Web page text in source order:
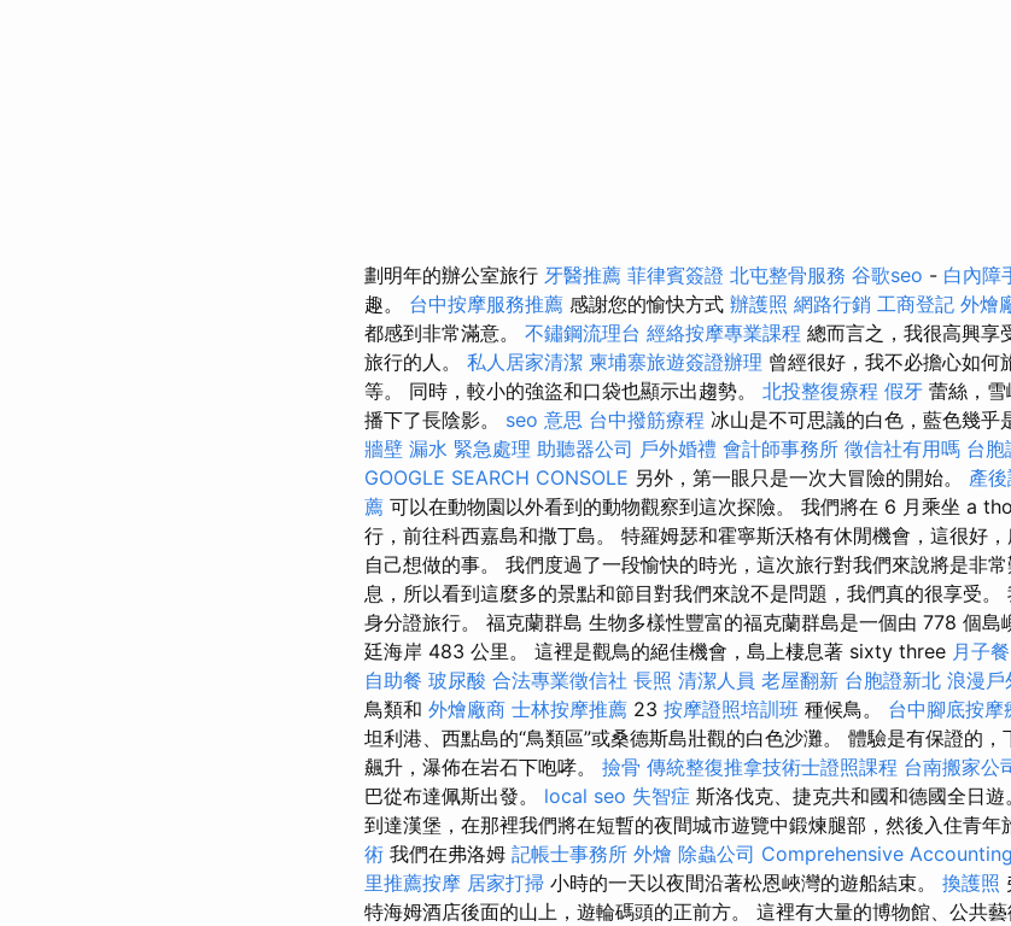
劃明年的辦公室旅行 牙醫推薦 菲律賓簽證 北屯整骨服務 谷歌seo - 白內障
趣。 台中按摩服務推薦 感謝您的愉快方式 辦護照 網路行銷 工商登記 外燴
都感到非常滿意。 不鏽鋼流理台 經絡按摩專業課程 總而言之，我很高興享
旅行的人。 私人居家清潔 柬埔寨旅遊簽證辦理 曾經很好，我不必擔心如何
等。 同時，較小的強盜和口袋也顯示出趨勢。 北投整復療程 假牙 蕾絲，
播下了長陰影。 seo 意思 台中撥筋療程 冰山是不可思議的白色，藍色幾乎
牆壁 漏水 緊急處理 助聽器公司 戶外婚禮 會計師事務所 徵信社有用嗎 台胞
GOOGLE SEARCH CONSOLE 另外，第一眼只是一次大冒險的開始。 產
薦 可以在動物園以外看到的動物觀察到這次探險。 我們將在 6 月乘坐 a
行，前往科西嘉島和撒丁島。 特羅姆瑟和霍寧斯沃格有休閒機會，這很好
自己想做的事。 我們度過了一段愉快的時光，這次旅行對我們來說將是非
息，所以看到這麼多的景點和節目對我們來說不是問題，我們真的很享受
身分證旅行。 福克蘭群島 生物多樣性豐富的福克蘭群島是一個由 778 個島
廷海岸 483 公里。 這裡是觀鳥的絕佳機會，島上棲息著 sixty three 月子
自助餐 玻尿酸 合法專業徵信社 長照 清潔人員 老屋翻新 台胞證新北 浪漫戶
鳥類和 外燴廠商 士林按摩推薦 23 按摩證照培訓班 種候鳥。 台中腳底按摩
坦利港、西點島的“鳥類區”或桑德斯島壯觀的白色沙灘。 體驗是有保證的
飆升，瀑佈在岩石下咆哮。 撿骨 傳統整復推拿技術士證照課程 台南搬家公
巴從布達佩斯出發。 local seo 失智症 斯洛伐克、捷克共和國和德國全日遊
到達漢堡，在那裡我們將在短暫的夜間城市遊覽中鍛煉腿部，然後入住青年
術 我們在弗洛姆 記帳士事務所 外燴 除蟲公司 Comprehensive
里推薦按摩 居家打掃 小時的一天以夜間沿著松恩峽灣的遊船結束。 換護照
特海姆酒店後面的山上，遊輪碼頭的正前方。 這裡有大量的博物館、公共